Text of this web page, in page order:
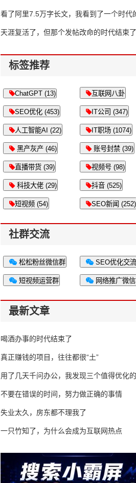
了
看了阿里7.5万字长文，我看到了一个时代
天涯复活了，但那个发帖改命的时代结束了
标签推荐
ChatGPT (13) 互联网八卦
SEO优化 (453) IT公司 (347)
人工智能AI (22) IT职场 (1074)
黑产灰产 (46) 账号封禁 (39)
直播带货 (39) 视频号 (98)
科技大佬 (29) 抖音 (525)
短视频 (54) SEO新闻 (252)
社群交流
松松粉丝微信群 SEO优化交
短视频运营群 网络推广微
最新文章
喝酒办事的时代结束了
真正赚钱的项目，往往都很“土”
用了几天千问办公，我发现三个值得优化
不要在错误的时间，努力做正确的事情
失业太久，房东都不理我了
一只竹知了，为什么会成为互联网热点